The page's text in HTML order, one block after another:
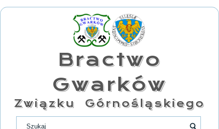
Bractwo
Gwarków
Związku Górnośląskiego